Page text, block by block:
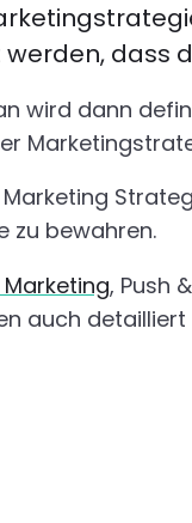
dass
wird dann
zu bewahren.
, Push
auch